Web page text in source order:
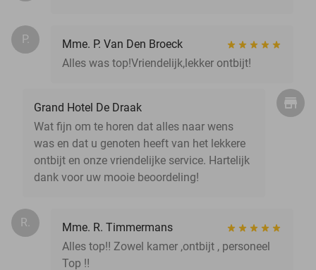
P.
Mme. P. Van Den Broeck
Alles was top!Vriendelijk,lekker ontbijt!
Grand Hotel De Draak
Wat fijn om te horen dat alles naar wens
was en dat u genoten heeft van het lekkere
ontbijt en onze vriendelijke service. Hartelijk
dank voor uw mooie beoordeling!
R.
Mme. R. Timmermans
Alles top‼️ Zowel kamer ,ontbijt , personeel
Top ‼️